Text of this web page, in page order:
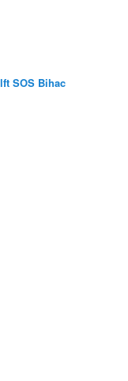
SOS Bihac